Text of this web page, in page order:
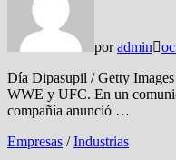
poradmin
Día Dipasupil / Getty
WWE y UFC. En un
compañía anunció …
Empresas /Industrias